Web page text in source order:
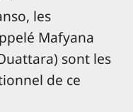
les
Mafyana
sont les
de ce